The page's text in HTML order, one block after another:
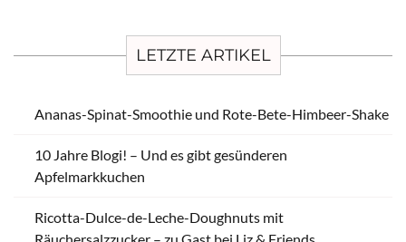
LETZTE ARTIKEL
Ananas-Spinat-Smoothie und Rote-Bete-Himbeer-Shake
10 Jahre Blogi! – Und es gibt gesünderen
Apfelmarkkuchen
Ricotta-Dulce-de-Leche-Doughnuts mit